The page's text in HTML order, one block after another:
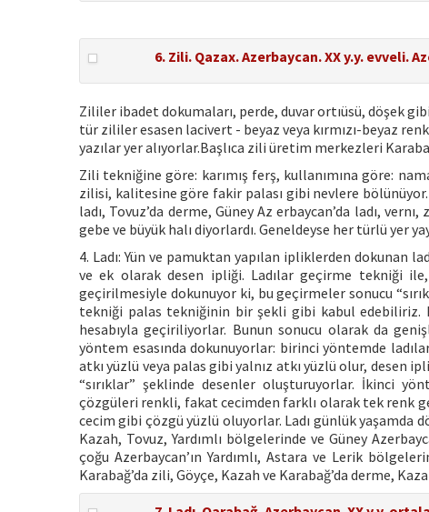
6. Zili. Qazax. Azerbaycan. XX y.y. evveli.
Zililer ibadet dokumaları, perde, duvar ortıüsü, döşek
tür zililer esasen lacivert - beyaz veya kırmızı-beyaz
yazılar yer alıyorlar.Başlıca zili üretim merkezleri
Zili tekniğine göre: karımış ferş, kullanımına göre:
zilisi, kalitesine göre fakir palası gibi nevlere bölünüyor.
ladı, Tovuz’da derme, Güney Az erbaycan’da ladı,
gebe ve büyük halı diyorlardı. Geneldeyse her türlü yer
4. Ladı: Yün ve pamuktan yapılan ipliklerden dokunan
ve ek olarak desen ipliği. Ladılar geçirme tekniği
geçirilmesiyle dokunuyor ki, bu geçirmeler sonucu
tekniği palas tekniğinin bir şekli gibi kabul edebiliriz.
hesabıyla geçiriliyorlar. Bunun sonucu olarak da
yöntem esasında dokunuyorlar: birinci yöntemde
atkı yüzlü veya palas gibi yalnız atkı yüzlü olur,
“sırıklar” şeklinde desenler oluşturuyorlar. İkinci
çözgüleri renkli, fakat cecimden farklı olarak tek renk
cecim gibi çözgü yüzlü oluyorlar. Ladı günlük yaşamda
Kazah, Tovuz, Yardımlı bölgelerinde ve Güney
çoğu Azerbaycan’ın Yardımlı, Astara ve Lerik
Karabağ’da zili, Göyçe, Kazah ve Karabağ’da derme,